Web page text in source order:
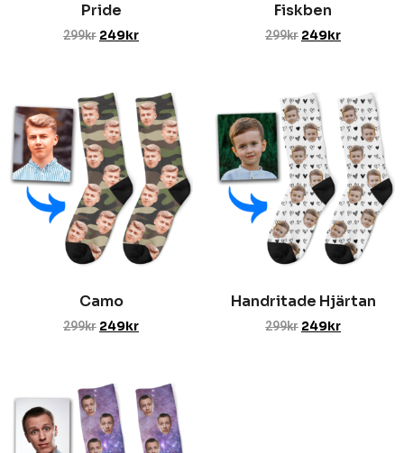
Pride
299kr 249kr
Fiskben
299kr 249kr
Camo
299kr 249kr
Handritade Hjärtan
299kr 249kr